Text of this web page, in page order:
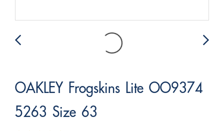
OAKLEY Frogskins Lite OO9374
5263 Size 63